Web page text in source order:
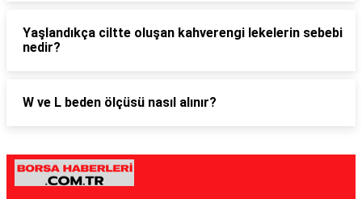
Yaşlandıkça ciltte oluşan kahverengi lekelerin sebebi
nedir?
W ve L beden ölçüsü nasıl alınır?